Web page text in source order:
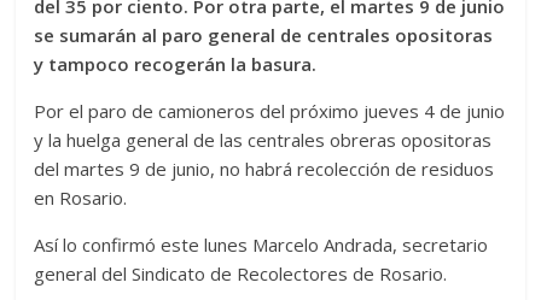
del 35 por ciento. Por otra parte, el martes 9 de junio
se sumarán al paro general de centrales opositoras
y tampoco recogerán la basura.
Por el paro de camioneros del próximo jueves 4 de junio
y la huelga general de las centrales obreras opositoras
del martes 9 de junio, no habrá recolección de residuos
en Rosario.
Así lo confirmó este lunes Marcelo Andrada, secretario
general del Sindicato de Recolectores de Rosario.